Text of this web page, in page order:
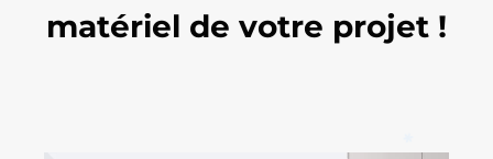
matériel de votre projet !